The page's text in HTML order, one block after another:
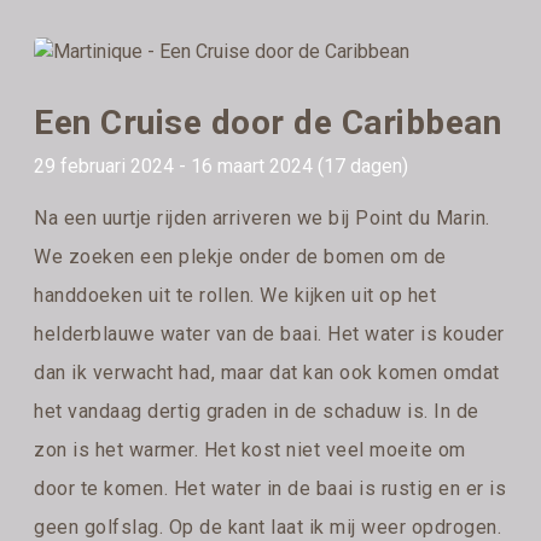
Een Cruise door de Caribbean
29 februari 2024 - 16 maart 2024 (17 dagen)
Na een uurtje rijden arriveren we bij Point du Marin.
We zoeken een plekje onder de bomen om de
handdoeken uit te rollen. We kijken uit op het
helderblauwe water van de baai. Het water is kouder
dan ik verwacht had, maar dat kan ook komen omdat
het vandaag dertig graden in de schaduw is. In de
zon is het warmer. Het kost niet veel moeite om
door te komen. Het water in de baai is rustig en er is
geen golfslag. Op de kant laat ik mij weer opdrogen.